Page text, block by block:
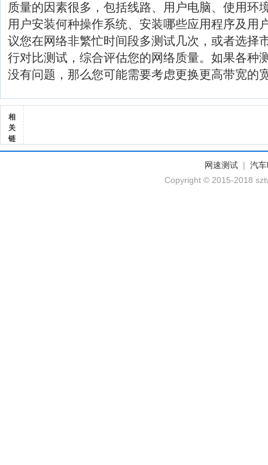
质量的因素很多，包括线路、用户电脑、使用环
用户安装何种操作系统、安装哪些应用程序及用
议您在网络非繁忙时间段多测试几次，或者选择
行对比测试，综合评估您的网络质量。如果各种
没有问题，那么您可能需要考虑更换更高带宽的
相
关
链
网速测试 | 汽
Copyright © 2015-2018